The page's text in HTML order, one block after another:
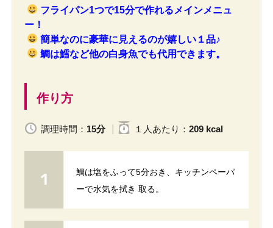
フライパン1つで15分で作れるメインメニュ
ー！
簡単なのに豪華に見えるのが嬉しい１品♪
鯛は鱈など他の白身魚でも代用できます。
作り方
調理時間： 15分 １人 あたり ： 209 kcal
鯛は塩をふって5分おき、キッチンペーパ
ーで水気を拭き 取る。